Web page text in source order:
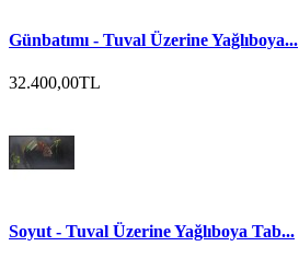
Günbatımı - Tuval Üzerine Yağlıboya...
32.400,00TL
Soyut - Tuval Üzerine Yağlıboya Tab...